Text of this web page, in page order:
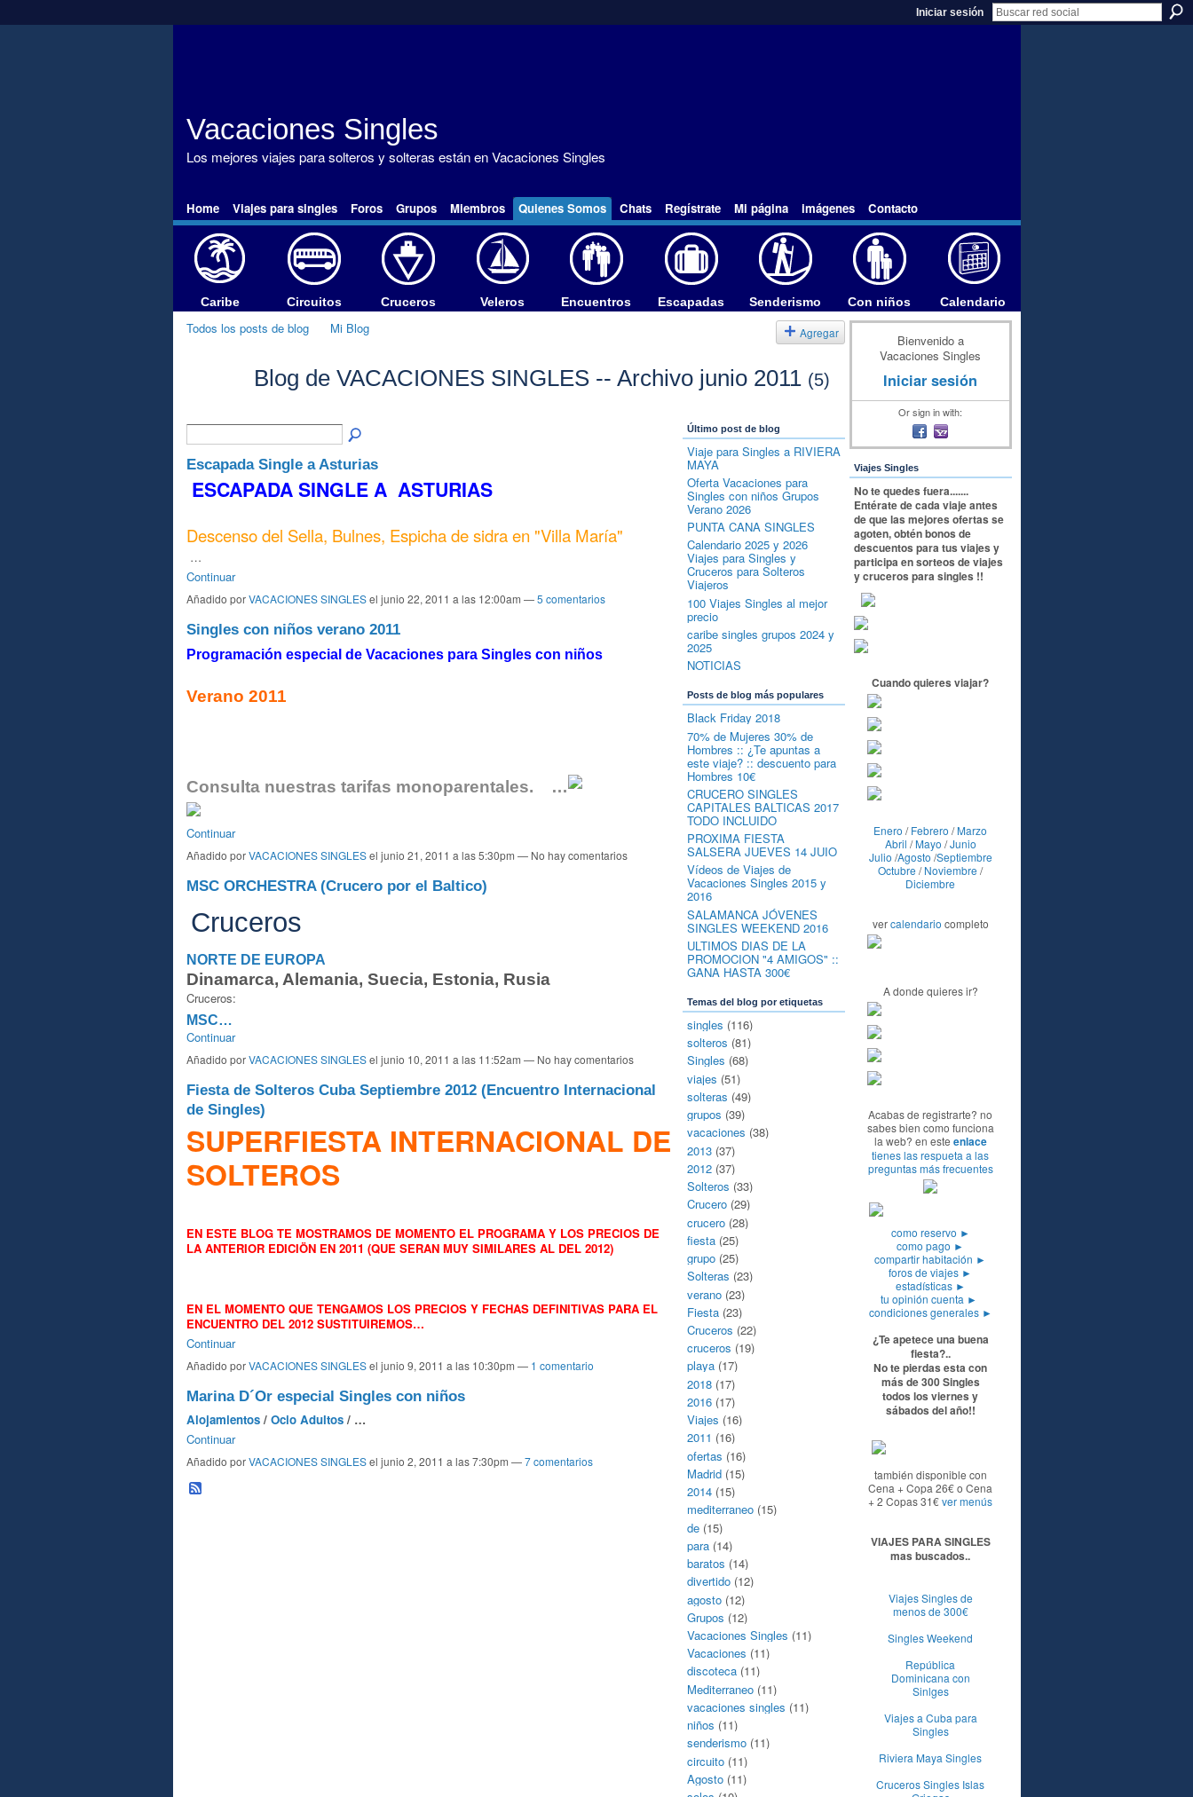
Iniciar sesión
Vacaciones Singles
Los mejores viajes para solteros y solteras están en Vacaciones Singles
Home Viajes para singles Foros Grupos Miembros Quienes Somos Chats Regístrate Mi página imágenes Contacto
Caribe Circuitos Cruceros Veleros Encuentros Escapadas Senderismo Con niños Calendario
Todos los posts de blog Mi Blog Agregar
Blog de VACACIONES SINGLES -- Archivo junio 2011 (5)
Escapada Single a Asturias
ESCAPADA SINGLE A ASTURIAS
Descenso del Sella, Bulnes, Espicha de sidra en "Villa María"
…
Continuar
Añadido porVACACIONES SINGLESel junio 22, 2011 a las 12:00am —5 comentarios
Singles con niños verano 2011
Programación especial de Vacaciones para Singles con niños
Verano 2011
Consulta nuestras tarifas monoparentales. …
Continuar
Añadido porVACACIONES SINGLESel junio 21, 2011 a las 5:30pm — No hay comentarios
MSC ORCHESTRA (Crucero por el Baltico)
Cruceros
NORTE DE EUROPA
Dinamarca, Alemania, Suecia, Estonia, Rusia
Cruceros:
MSC…
Continuar
Añadido porVACACIONES SINGLESel junio 10, 2011 a las 11:52am — No hay comentarios
Fiesta de Solteros Cuba Septiembre 2012 (Encuentro Internacional
de Singles)
SUPERFIESTA INTERNACIONAL DE
SOLTEROS
EN ESTE BLOG TE MOSTRAMOS DE MOMENTO EL PROGRAMA Y LOS PRECIOS DE
LA ANTERIOR EDICIÖN EN 2011 (QUE SERAN MUY SIMILARES AL DEL 2012)
EN EL MOMENTO QUE TENGAMOS LOS PRECIOS Y FECHAS DEFINITIVAS PARA EL
ENCUENTRO DEL 2012 SUSTITUIREMOS…
Continuar
Añadido porVACACIONES SINGLESel junio 9, 2011 a las 10:30pm — 1 comentario
Marina D´Or especial Singles con niños
Alojamientos/ Ocio Adultos/ …
Continuar
Añadido porVACACIONES SINGLESel junio 2, 2011 a las 7:30pm —7 comentarios
Último post de blog
Viaje para Singles a RIVIERA
MAYA
Oferta Vacaciones para
Singles con niños Grupos
Verano 2026
PUNTA CANA SINGLES
Calendario 2025 y 2026
Viajes para Singles y
Cruceros para Solteros
Viajeros
100 Viajes Singles al mejor
precio
caribe singles grupos 2024 y
2025
NOTICIAS
Posts de blog más populares
Black Friday 2018
70% de Mujeres 30% de
Hombres :: ¿Te apuntas a
este viaje? :: descuento para
Hombres 10€
CRUCERO SINGLES
CAPITALES BALTICAS 2017
TODO INCLUIDO
PROXIMA FIESTA
SALSERA JUEVES 14 JUIO
Vídeos de Viajes de
Vacaciones Singles 2015 y
2016
SALAMANCA JÓVENES
SINGLES WEEKEND 2016
ULTIMOS DIAS DE LA
PROMOCION "4 AMIGOS" ::
GANA HASTA 300€
Temas del blog por etiquetas
singles (116)
solteros (81)
Singles (68)
viajes (51)
solteras (49)
grupos (39)
vacaciones (38)
2013(37)
2012(37)
Solteros (33)
Crucero(29)
crucero(28)
fiesta(25)
grupo(25)
Solteras (23)
verano(23)
Fiesta(23)
Cruceros (22)
cruceros (19)
playa(17)
2018(17)
2016(17)
Viajes (16)
2011 (16)
ofertas (16)
Madrid(15)
2014(15)
mediterraneo(15)
de(15)
para(14)
baratos (14)
divertido(12)
agosto(12)
Grupos (12)
Vacaciones Singles (11)
Vacaciones (11)
discoteca(11)
Mediterraneo(11)
vacaciones singles (11)
niños (11)
senderismo(11)
circuito(11)
Agosto(11)
Bienvenido a
Vacaciones Singles
Iniciar sesión
Or sign in with:
Viajes Singles
No te quedes fuera.......
Entérate de cada viaje antes
de que las mejores ofertas se
agoten, obtén bonos de
descuentos para tus viajes y
participa en sorteos de viajes
y cruceros para singles !!
Cuando quieres viajar?
Enero /Febrero /Marzo
Abril /Mayo /Junio
Julio /Agosto /Septiembre
Octubre /Noviembre /
Diciembre
vercalendario completo
A donde quieres ir?
Acabas de registrarte? no
sabes bien como funciona
la web? en este enlace
tienes las respueta a las
preguntas más frecuentes
como reservo ►
como pago ►
compartir habitación ►
foros de viajes ►
estadísticas ►
tu opinión cuenta ►
condiciones generales ►
¿Te apetece una buena
fiesta?..
No te pierdas esta con
más de 300 Singles
todos los viernes y
sábados del año!!
también disponible con
Cena + Copa 26€ o Cena
+ 2 Copas 31€ver menús
VIAJES PARA SINGLES
mas buscados..
Viajes Singles de
menos de 300€
Singles Weekend
República
Dominicana con
Sinlges
Viajes a Cuba para
Singles
Riviera Maya Singles
Cruceros Singles Islas